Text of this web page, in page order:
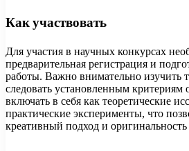
Как участвовать
Для участия в научных конкурсах
предварительная регистрация и
работы. Важно внимательно изучить
следовать установленным критериям
включать в себя как теоретические
практические эксперименты, что
креативный подход и